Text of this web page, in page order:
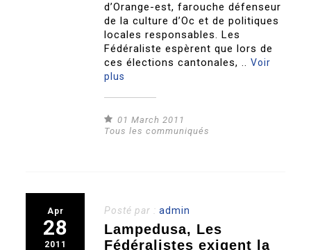
d’Orange-est, farouche défenseur
de la culture d’Oc et de politiques
locales responsables. Les
Fédéraliste espèrent que lors de
ces élections cantonales, ..Voir
plus
01 March 2011
Tous les communiqués
Apr
28
2011
Posté par :admin
Lampedusa, Les
Fédéralistes exigent la